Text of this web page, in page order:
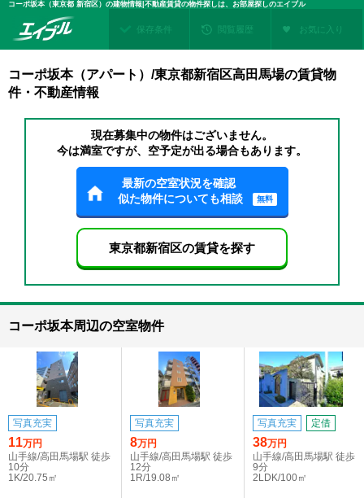
コーポ坂本（東京都 新宿区）の建物情報|不動産賃貸の物件探しは、お部屋探しのエイブル
保存条件 閲覧履歴 お気に入り
コーポ坂本（アパート）/東京都新宿区高田馬場の賃貸物
件・不動産情報
現在募集中の物件はございません。
今は満室ですが、空予定が出る場合もあります。
最新の空室状況を確認
似た物件についても相談
無料
東京都新宿区の賃貸を探す
コーポ坂本周辺の空室物件
写真充実
11万円
山手線/高田馬場駅 徒歩
10分
1K/20.75㎡
写真充実
8万円
山手線/高田馬場駅 徒歩
12分
1R/19.08㎡
写真充実 定借
38万円
山手線/高田馬場駅 徒歩
9分
2LDK/100㎡